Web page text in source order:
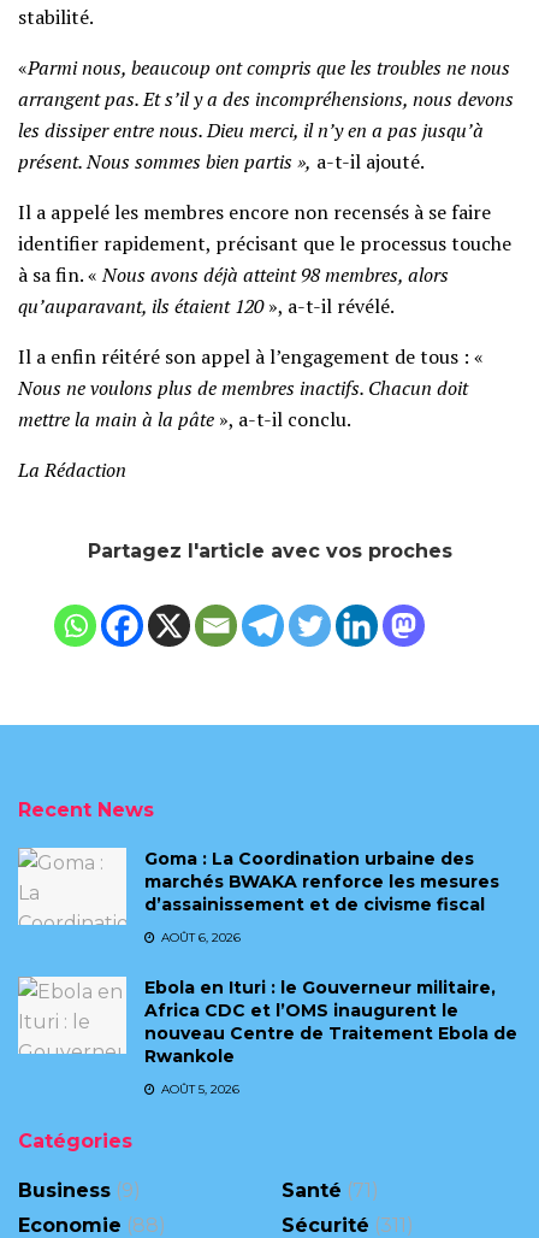
stabilité.
«Parmi nous, beaucoup ont compris que les troubles ne nous
arrangent pas. Et s’il y a des incompréhensions, nous devons
les dissiper entre nous. Dieu merci, il n’y en a pas jusqu’à
présent. Nous sommes bien partis », a-t-il ajouté.
Il a appelé les membres encore non recensés à se faire
identifier rapidement, précisant que le processus touche
à sa fin. «Nous avons déjà atteint 98 membres, alors
qu’auparavant, ils étaient 120», a-t-il révélé.
Il a enfin réitéré son appel à l’engagement de tous : «
Nous ne voulons plus de membres inactifs. Chacun doit
mettre la main à la pâte », a-t-il conclu.
La Rédaction
Partagez l'article avec vos proches
Recent News
Goma : La Coordination urbaine des
marchés BWAKA renforce les mesures
d’assainissement et de civisme fiscal
AOÛT 6, 2026
Ebola en Ituri : le Gouverneur militaire,
Africa CDC et l’OMS inaugurent le
nouveau Centre de Traitement Ebola de
Rwankole
AOÛT 5, 2026
Catégories
Business (9)
Economie (88)
Santé (71)
Sécurité (311)